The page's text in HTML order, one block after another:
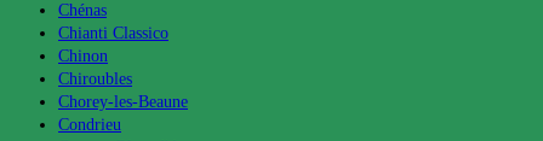
Chénas
Chianti Classico
Chinon
Chiroubles
Chorey-les-Beaune
Condrieu